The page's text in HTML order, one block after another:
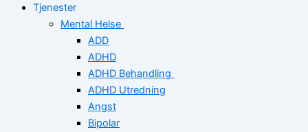
Tjenester
Mental Helse
ADD
ADHD
ADHD Behandling
ADHD Utredning
Angst
Bipolar